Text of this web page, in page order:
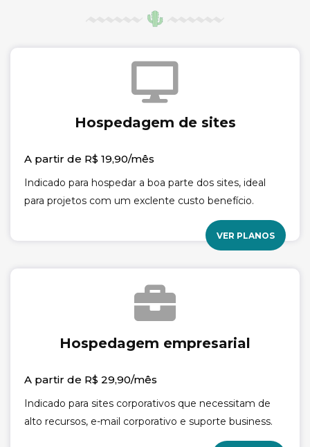
Hospedagem de sites
A partir de R$ 19,90/mês
Indicado para hospedar a boa parte dos sites, ideal
para projetos com um exclente custo benefício.
VER PLANOS
Hospedagem empresarial
A partir de R$ 29,90/mês
Indicado para sites corporativos que necessitam de
alto recursos, e-mail corporativo e suporte business.